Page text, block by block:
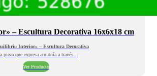
– Escultura Decorativa 16x6x18 cm
Interior» – Escultura Decorativa
pieza que expresa armonía a través…
Ver Producto